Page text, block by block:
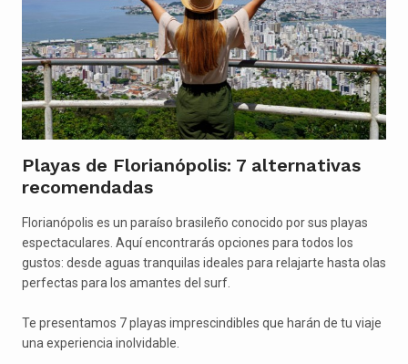
Playas de Florianópolis: 7 alternativas
recomendadas
Florianópolis es un paraíso brasileño conocido por sus playas
espectaculares. Aquí encontrarás opciones para todos los
gustos: desde aguas tranquilas ideales para relajarte hasta olas
perfectas para los amantes del surf.
Te presentamos 7 playas imprescindibles que harán de tu viaje
una experiencia inolvidable.